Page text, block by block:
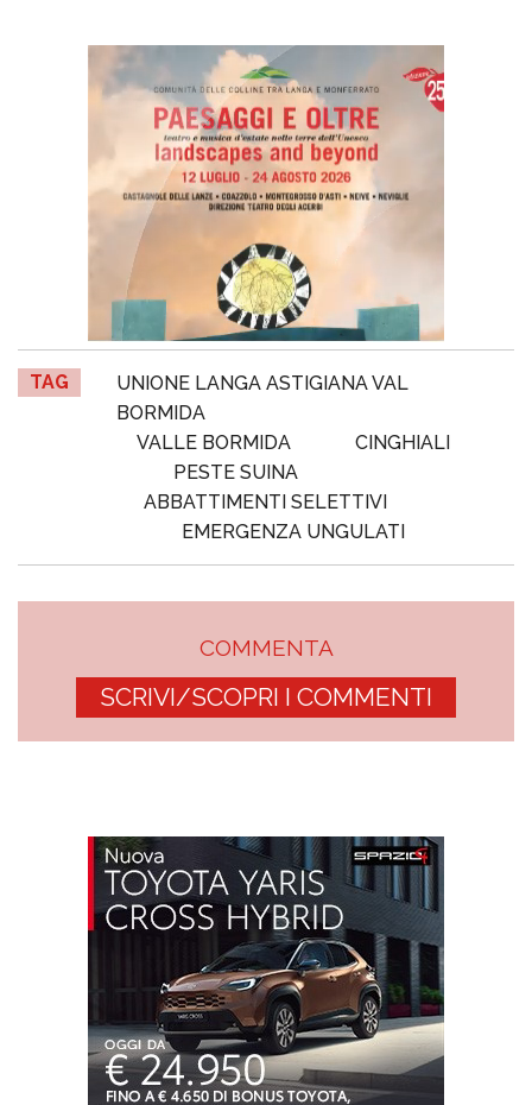
TAG
UNIONE LANGA ASTIGIANA VAL
BORMIDA
VALLE BORMIDA
CINGHIALI
PESTE SUINA
ABBATTIMENTI SELETTIVI
EMERGENZA UNGULATI
COMMENTA
SCRIVI/SCOPRI I COMMENTI